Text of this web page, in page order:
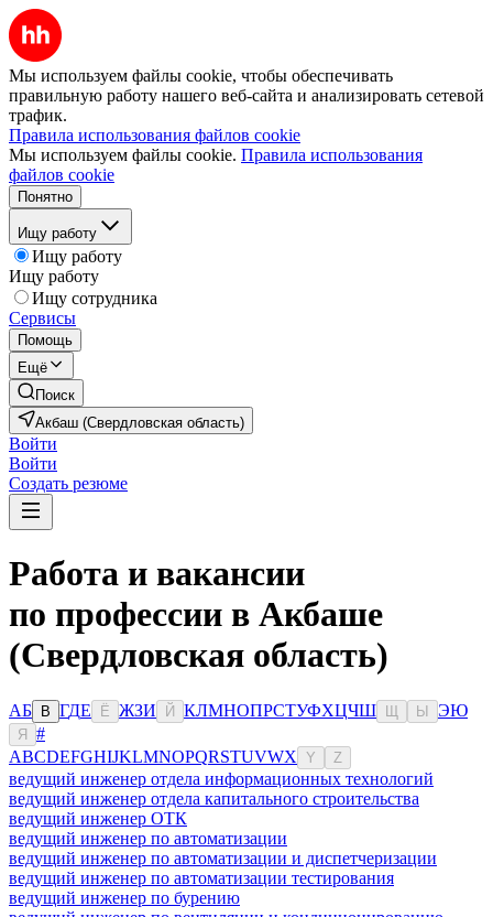
Мы используем файлы cookie, чтобы обеспечивать
правильную работу нашего веб-сайта и анализировать сетевой
трафик.
Правила использования файлов cookie
Мы используем файлы cookie. Правила использования
файлов cookie
Понятно
Ищу работу
Ищу работу
Ищу работу
Ищу сотрудника
Сервисы
Помощь
Ещё
Поиск
Акбаш (Свердловская область)
Войти
Войти
Создать резюме
Работа и вакансии
по профессии в Акбаше
(Свердловская область)
АБ В ГДЕ Ё ЖЗИ Й КЛМНОПРСТУФХЦЧШ Ы ЭЮ
Я
#
ABCDEFGHIJKLMNOPQRSTUVWX Y Z
ведущий инженер отдела информационных технологий
ведущий инженер отдела капитального строительства
ведущий инженер ОТК
ведущий инженер по автоматизации
ведущий инженер по автоматизации и диспетчеризации
ведущий инженер по автоматизации тестирования
ведущий инженер по бурению